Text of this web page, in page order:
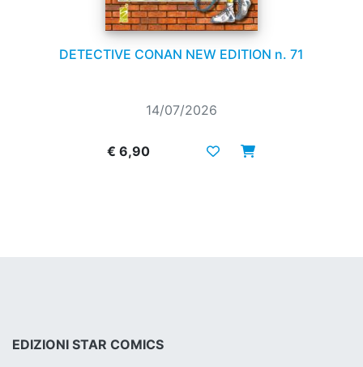
DETECTIVE CONAN NEW EDITION n. 71
14/07/2026
€ 6,90
EDIZIONI STAR COMICS